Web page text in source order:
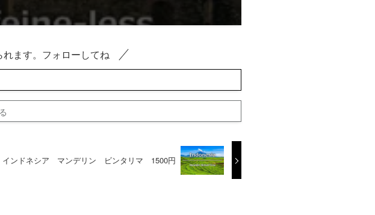
ます。フォローしてね
インドネシア マンデリン ビンタリマ 1500円